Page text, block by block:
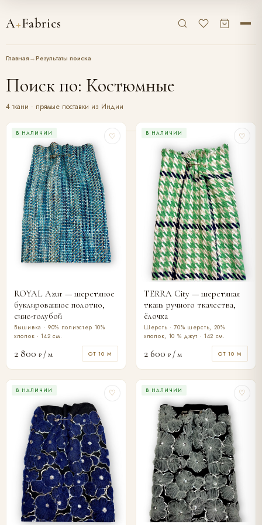
A+Fabrics
Главная→Результаты поиска
Поиск по: Костюмные
4 ткани · прямые поставки из Индии
В НАЛИЧИИ ♡
ROYAL Azur — шерстяное
буклированное полотно,
сине-голубой
Вышивка · 90% полиэстер 10%
хлопок · 142 см.
2 800 ₽ / м ОТ 10 М
В НАЛИЧИИ ♡
TERRA City — шерстяная
ткань ручного ткачества,
ёлочка
Шерсть · 70% шерсть, 20%
хлопок, 10 % джут · 142 см.
2 600 ₽ / м ОТ 10 М
В НАЛИЧИИ ♡ В НАЛИЧИИ ♡